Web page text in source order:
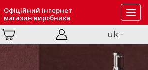
Офіційний інтернет
магазин виробника
uk